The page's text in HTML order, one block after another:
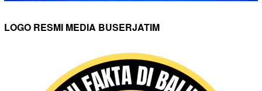
LOGO RESMI MEDIA BUSERJATIM